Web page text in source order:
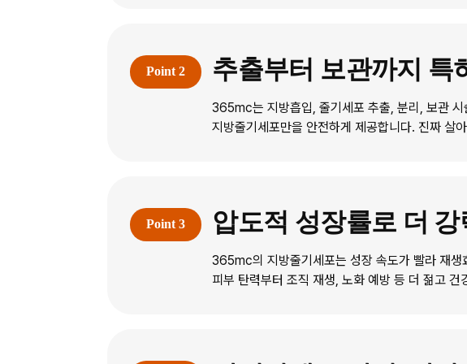
추출부터 보관까지 특
365mc는 지방흡입, 줄기세포 추출, 분리, 보관 시
지방줄기세포만을 안전하게 제공합니다. 진짜 살
압도적 성장률로 더
365mc의 지방줄기세포는 성장 속도가 빨라 재생
피부 탄력부터 조직 재생, 노화 예방 등 더 젊고